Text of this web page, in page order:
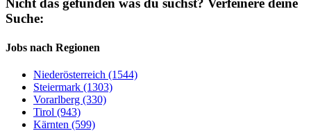
Nicht das gefunden was du suchst? Verfeinere deine
Suche:
Jobs nach Regionen
Niederösterreich (1544)
Steiermark (1303)
Vorarlberg (330)
Tirol (943)
Kärnten (599)